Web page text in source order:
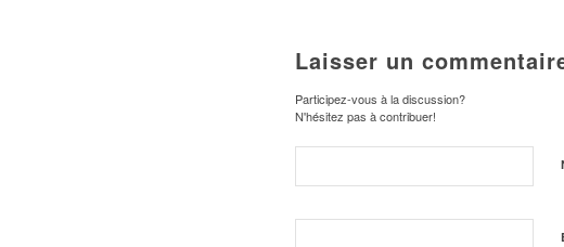
Laisser un
Participez-vous à la discussion?
N'hésitez pas à contribuer!